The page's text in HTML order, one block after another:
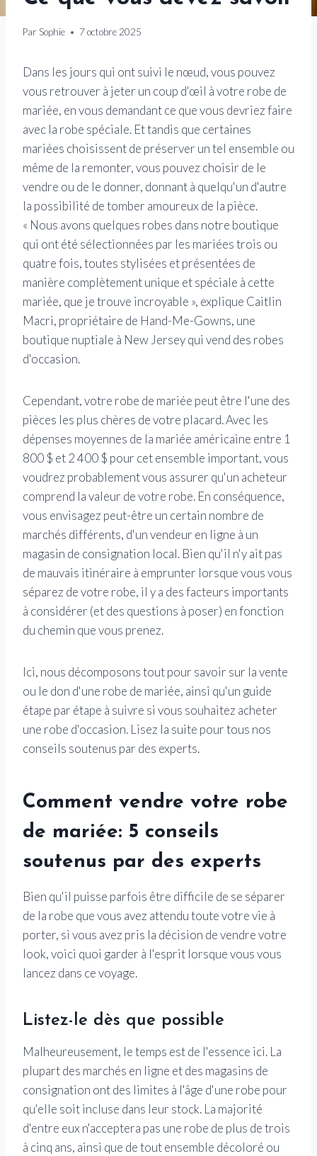
Par Sophie 7 octobre 2025
Dans les jours qui ont suivi le nœud, vous pouvez
vous retrouver à jeter un coup d'œil à votre robe de
mariée, en vous demandant ce que vous devriez faire
avec la robe spéciale. Et tandis que certaines
mariées choisissent de préserver un tel ensemble ou
même de la remonter, vous pouvez choisir de le
vendre ou de le donner, donnant à quelqu'un d'autre
la possibilité de tomber amoureux de la pièce.
« Nous avons quelques robes dans notre boutique
qui ont été sélectionnées par les mariées trois ou
quatre fois, toutes stylisées et présentées de
manière complètement unique et spéciale à cette
mariée, que je trouve incroyable », explique Caitlin
Macri, propriétaire de Hand-Me-Gowns, une
boutique nuptiale à New Jersey qui vend des robes
d'occasion.
Cependant, votre robe de mariée peut être l'une des
pièces les plus chères de votre placard. Avec les
dépenses moyennes de la mariée américaine entre 1
800 $ et 2 400 $ pour cet ensemble important, vous
voudrez probablement vous assurer qu'un acheteur
comprend la valeur de votre robe. En conséquence,
vous envisagez peut-être un certain nombre de
marchés différents, d'un vendeur en ligne à un
magasin de consignation local. Bien qu'il n'y ait pas
de mauvais itinéraire à emprunter lorsque vous vous
séparez de votre robe, il y a des facteurs importants
à considérer (et des questions à poser) en fonction
du chemin que vous prenez.
Ici, nous décomposons tout pour savoir sur la vente
ou le don d'une robe de mariée, ainsi qu'un guide
étape par étape à suivre si vous souhaitez acheter
une robe d'occasion. Lisez la suite pour tous nos
conseils soutenus par des experts.
Comment vendre votre robe
de mariée: 5 conseils
soutenus par des experts
Bien qu'il puisse parfois être difficile de se séparer
de la robe que vous avez attendu toute votre vie à
porter, si vous avez pris la décision de vendre votre
look, voici quoi garder à l'esprit lorsque vous vous
lancez dans ce voyage.
Listez-le dès que possible
Malheureusement, le temps est de l'essence ici. La
plupart des marchés en ligne et des magasins de
consignation ont des limites à l'âge d'une robe pour
qu'elle soit incluse dans leur stock. La majorité
d'entre eux n'acceptera pas une robe de plus de trois
à cinq ans, ainsi que de tout ensemble décoloré ou